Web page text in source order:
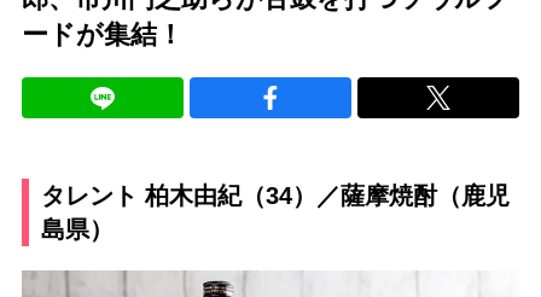
ードが集結！
タレント 柏木由紀（34）／薩摩焼酎（鹿児
島県）